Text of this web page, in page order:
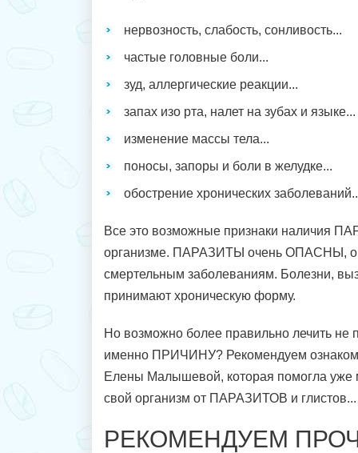
нервозность, слабость, сонливость...
частые головные боли...
зуд, аллергические реакции...
запах изо рта, налет на зубах и языке...
изменение массы тела...
поносы, запоры и боли в желудке...
обострение хронических
Все это возможные признаки наличия
организме. ПАРАЗИТЫ очень ОПАСНЫ,
смертельным заболеваниям. Болезни,
принимают хроническую форму.
Но возможно более правильно лечить не
именно ПРИЧИНУ? Рекомендуем
Елены Малышевой, которая помогла уже
свой организм от ПАРАЗИТОВ и глистов...
РЕКОМЕНДУЕМ